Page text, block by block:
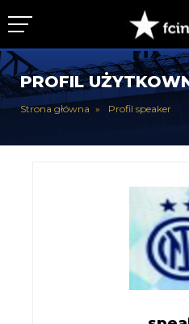
KLUB
DRUŻYNA
PROFIL
Strona główna Profil speaker